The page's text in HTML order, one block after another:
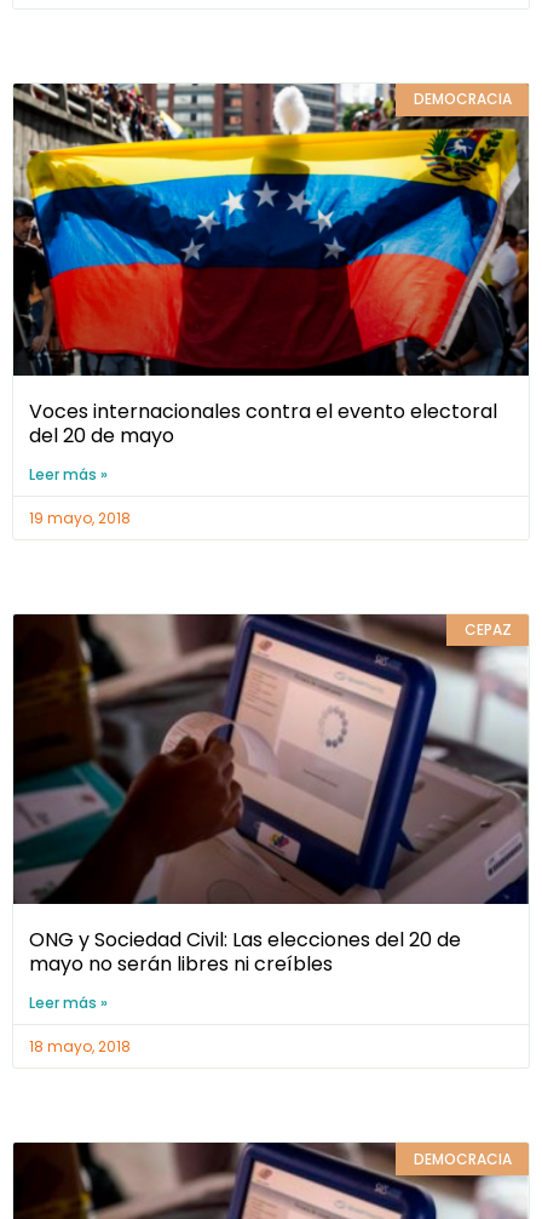
DEMOCRACIA
Voces internacionales contra el evento electoral
del 20 de mayo
Leer más »
19 mayo, 2018
CEPAZ
ONG y Sociedad Civil: Las elecciones del 20 de
mayo no serán libres ni creíbles
Leer más »
18 mayo, 2018
DEMOCRACIA